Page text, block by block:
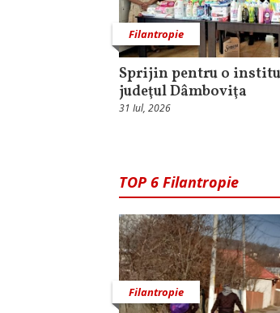
Filantropie
Sprijin pentru o
judeţul Dâmboviţa
31 Iul, 2026
TOP 6 Filantropie
Filantropie